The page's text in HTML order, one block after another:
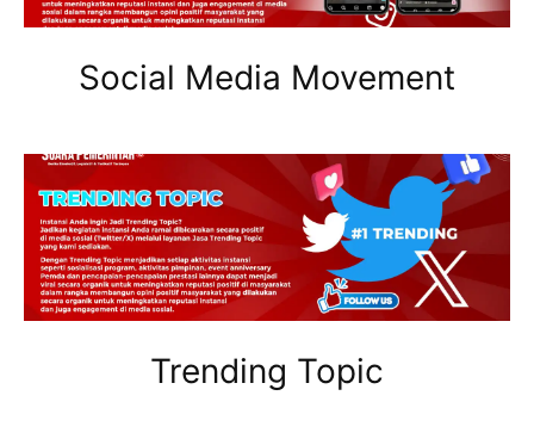
Social Media Movement
Trending Topic